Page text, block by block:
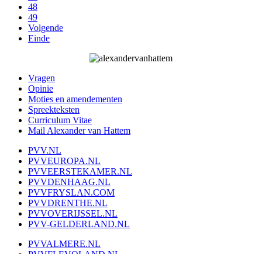
48
49
Volgende
Einde
Vragen
Opinie
Moties en amendementen
Spreekteksten
Curriculum Vitae
Mail Alexander van Hattem
PVV.NL
PVVEUROPA.NL
PVVEERSTEKAMER.NL
PVVDENHAAG.NL
PVVFRYSLAN.COM
PVVDRENTHE.NL
PVVOVERIJSSEL.NL
PVV-GELDERLAND.NL
PVVALMERE.NL